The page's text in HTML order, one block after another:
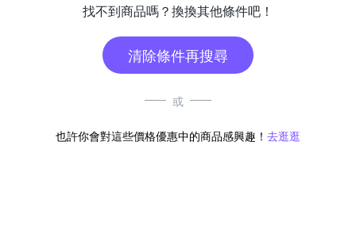
找不到商品嗎？換換其他條件吧！
清除條件再搜尋
或
也許你會對這些價格優惠中的商品感興趣！ 去逛逛